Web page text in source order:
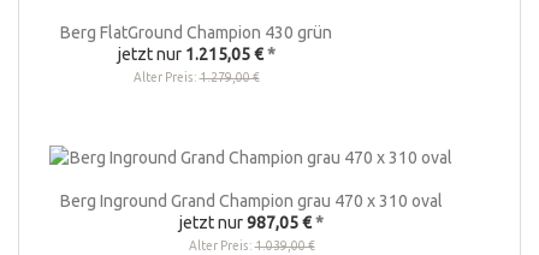
Berg FlatGround Champion 430 grün
jetzt nur 1.215,05 € *
Alter Preis:1.279,00 €
Berg Inground Grand Champion grau 470 x 310 oval
jetzt nur987,05 €*
Alter Preis:1.039,00 €